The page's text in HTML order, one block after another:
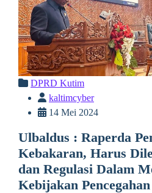
DPRD Kutim
kaltimcyber
14 Mei 2024
Ulbaldus : Raperda
Kebakaran, Harus
dan Regulasi Dalam
Kebijakan Pencegahan